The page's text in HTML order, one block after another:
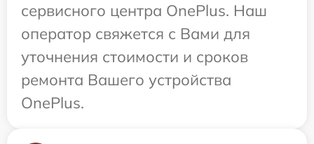
сервисного центра OnePlus. Наш
оператор свяжется с Вами для
уточнения стоимости и сроков
ремонта Вашего устройства
OnePlus.